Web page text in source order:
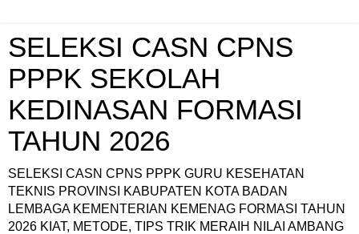
SELEKSI CASN CPNS
PPPK SEKOLAH
KEDINASAN FORMASI
TAHUN 2026
SELEKSI CASN CPNS PPPK GURU KESEHATAN
TEKNIS PROVINSI KABUPATEN KOTA BADAN
LEMBAGA KEMENTERIAN KEMENAG FORMASI TAHUN
2026 KIAT, METODE, TIPS TRIK MERAIH NILAI AMBANG